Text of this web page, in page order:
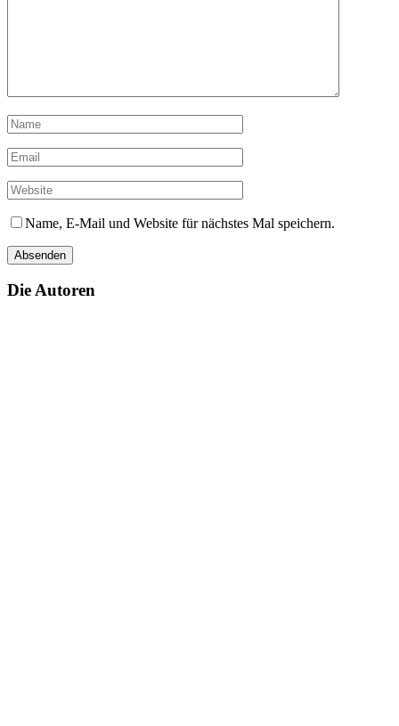
Name, E-Mail und Website für nächstes Mal speichern.
Die Autoren